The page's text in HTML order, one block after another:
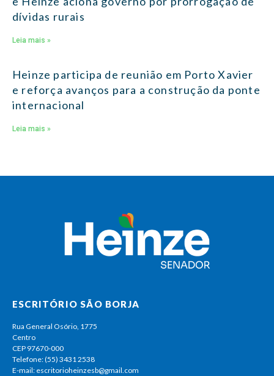
dívidas rurais
Leia mais »
Heinze participa de reunião em Porto Xavier
e reforça avanços para a construção da ponte
internacional
Leia mais »
ESCRITÓRIO SÃO BORJA
Rua General Osório, 1775
Centro
CEP 97670-000
Telefone: (55) 3431 2538
E-mail: escritorioheinzesb@gmail.com